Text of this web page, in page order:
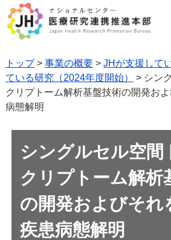
トップ> 事業の概要> JHが支援して
ている研究（2024年度開始）
> シン
クリプトーム解析基盤技術の開発お
病態解明
シングルセル空間
クリプトーム解析
の開発およびそれ
疾患病態解明